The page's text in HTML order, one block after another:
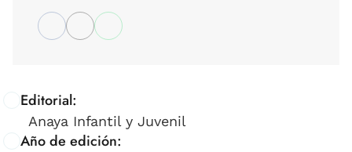
Editorial:
Anaya Infantil y Juvenil
Año de edición: